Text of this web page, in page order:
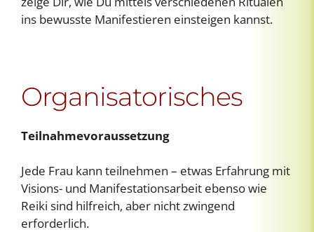
ins bewusste Manifestieren einsteigen kannst.
Organisatorisches
Teilnahmevoraussetzung
Jede Frau kann teilnehmen – etwas Erfahrung mit
Visions- und Manifestationsarbeit ebenso wie
Reiki sind hilfreich, aber nicht zwingend
erforderlich.